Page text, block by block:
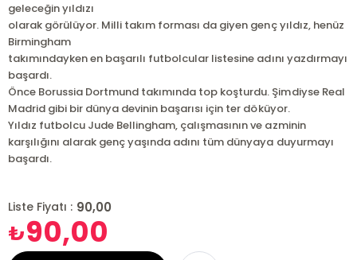
geleceğin yıldızı
olarak görülüyor. Milli takım forması da giyen genç yıldız, henüz
Birmingham
takımındayken en başarılı futbolcular listesine adını yazdırmayı
başardı.
Önce Borussia Dortmund takımında top koşturdu. Şimdiyse Real
Madrid gibi bir dünya devinin başarısı için ter döküyor.
Yıldız futbolcu Jude Bellingham, çalışmasının ve azminin
karşılığını alarak genç yaşında adını tüm dünyaya duyurmayı
başardı.
Liste Fiyatı : 90,00
₺90,00